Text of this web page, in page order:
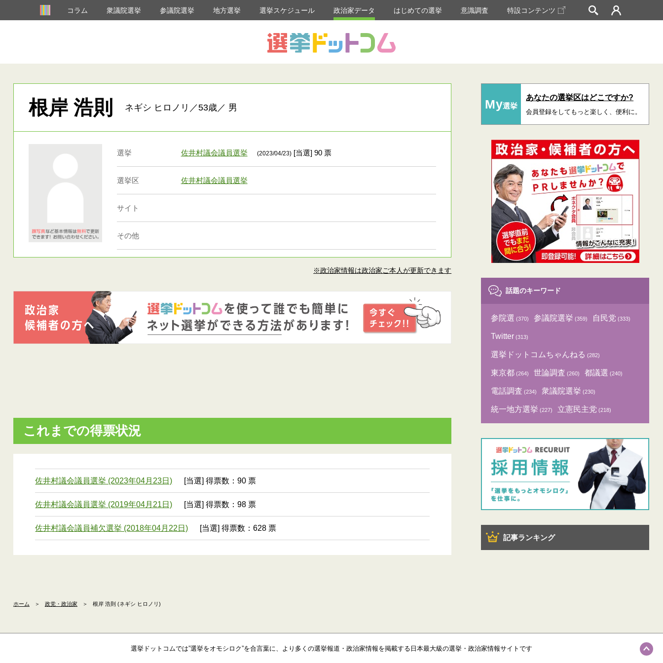
コラム 衆議院選挙 参議院選挙 地方選挙 選挙スケジュール 政治家データ はじめての選挙 意識調査 特設コンテンツ
根岸 浩則 ネギシ ヒロノリ／53歳／ 男
選挙 佐井村議会議員選挙 (2023/04/23)[当選] 90 票
選挙区 佐井村議会議員選挙
サイト
その他
※政治家情報は政治家ご本人が更新できます
これまでの得票状況
佐井村議会議員選挙 (2023年04月23日) [当選] 得票数：90 票
佐井村議会議員選挙 (2019年04月21日) [当選] 得票数：98 票
佐井村議会議員補欠選挙 (2018年04月22日) [当選] 得票数：628 票
My選挙
あなたの選挙区はどこですか?
会員登録をしてもっと楽しく、便利に。
話題のキーワード
参院選 (370) 参議院選挙 (359) 自民党 (333)
Twitter (313)
選挙ドットコムちゃんねる (282)
東京都 (264) 世論調査 (260) 都議選 (240)
電話調査 (234) 衆議院選挙 (230)
統一地方選挙 (227) 立憲民主党 (218)
記事ランキング
ホーム ＞ 政党・政治家 ＞ 根岸 浩則 (ネギシ ヒロノリ)
選挙ドットコムでは”選挙をオモシロク”を合言葉に、より多くの選挙報道・政治家情報を掲載する日本最大級の選挙・政治家情報サイトです